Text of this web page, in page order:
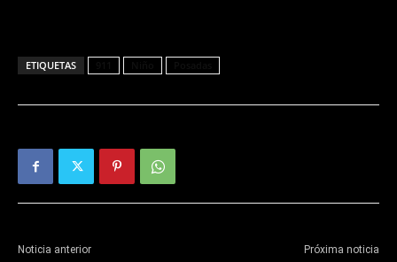
ETIQUETAS
Noticia anterior Próxima noticia